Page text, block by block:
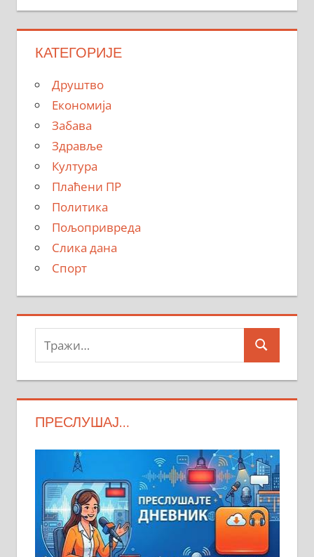
КАТЕГОРИЈЕ
Друштво
Економија
Забава
Здравље
Култура
Плаћени ПР
Политика
Пољопривреда
Слика дана
Спорт
Тражи:
Search
ПРЕСЛУШАЈ…